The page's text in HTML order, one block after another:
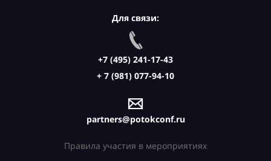
Для связи:
+7 (495) 241-17-43
+ 7 (981) 077-94-10
partners@potokconf.ru
Правила участия в мероприятиях